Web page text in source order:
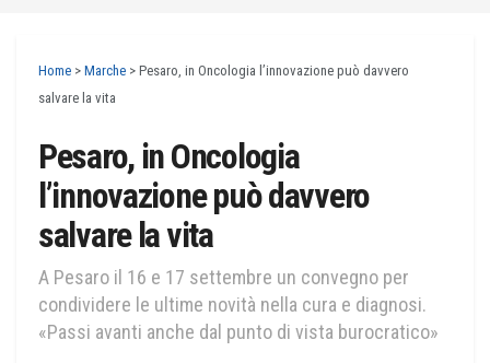
Home > Marche > Pesaro, in Oncologia l’innovazione può davvero
salvare la vita
Pesaro, in Oncologia
l’innovazione può davvero
salvare la vita
A Pesaro il 16 e 17 settembre un convegno per
condividere le ultime novità nella cura e diagnosi.
«Passi avanti anche dal punto di vista burocratico»